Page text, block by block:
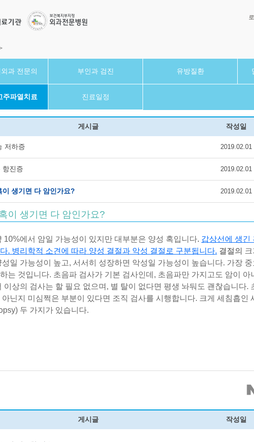
과 전문의 부인과 검진 유방질환
주파열치료 진료일정
게시글 작성일
저하증 2019.02.01
항진증 2019.02.01
이 생기면 다 암인가요? 2019.02.01
이 생기면 다 암인가요?
10%에서 암일 가능성이 있지만 대부분은 양성 혹입니다. 갑상선에 생긴
. 병리학적 소견에 따라 양성 결절과 악성 결절로 구분됩니다. 결절의
성일 가능성이 높고, 서서히 성장하면 악성일 가능성이 높습니다. 가장
는 것입니다. 초음파 검사가 기본 검사인데 , 초음파만 가지고도 암이 아
이상의 검사는 할 필요 없으며 , 별 탈이 없다면 평생 놔둬도 괜찮습니다.
아닌지 미심쩍은 부분이 있다면 조직 검사를 시행합니다. 크게 세침흡인
두 가지가 있습니다.
게시글 작성일